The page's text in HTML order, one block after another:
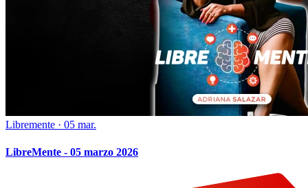
Libremente · 05 mar.
LibreMente - 05 marzo 2026